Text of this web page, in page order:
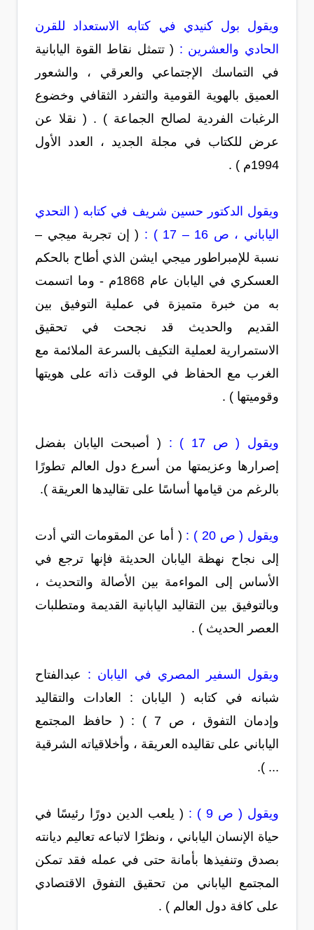
ويقول بول كنيدي في كتابه الاستعداد للقرن
الحادي والعشرين : ( تتمثل نقاط القوة اليابانية
في التماسك الإجتماعي والعرقي ، والشعور
العميق بالهوية القومية والتفرد الثقافي وخضوع
الرغبات الفردية لصالح الجماعة ) . ( نقلا عن
عرض للكتاب في مجلة الجديد ، العدد الأول
1994م ) .
ويقول الدكتور حسين شريف في كتابه ( التحدي
الياباني ، ص 16 – 17 ) :
( إن تجربة ميجي –
نسبة للإمبراطور ميجي ايشن الذي أطاح بالحكم
العسكري في اليابان عام 1868م - وما اتسمت
به من خبرة متميزة في عملية التوفيق بين
القديم والحديث قد نجحت في تحقيق
الاستمرارية لعملية التكيف بالسرعة الملائمة مع
الغرب مع الحفاظ في الوقت ذاته على هويتها
وقوميتها ) .
ويقول ( ص 17 ) :
( أصبحت اليابان بفضل
إصرارها وعزيمتها من أسرع دول العالم تطورًا
بالرغم من قيامها أساسًا على تقاليدها العريقة ).
ويقول ( ص 20 ) :
( أما عن المقومات التي أدت
إلى نجاح نهظة اليابان الحديثة فإنها ترجع في
الأساس إلى المواءمة بين الأصالة والتحديث ،
وبالتوفيق بين التقاليد اليابانية القديمة ومتطلبات
العصر الحديث ) .
ويقول السفير المصري في اليابان : عبدالفتاح
شبانه في كتابه ( اليابان : العادات والتقاليد
وإدمان التفوق ، ص 7 ) : ( حافظ المجتمع
الياباني على تقاليده العريقة ، وأخلاقياته الشرقية
... ).
ويقول ( ص 9 ) :
( يلعب الدين دورًا رئيسًا في
حياة الإنسان الياباني ، ونظرًا لاتباعه تعاليم ديانته
بصدق وتنفيذها بأمانة حتى في عمله فقد تمكن
المجتمع الياباني من تحقيق التفوق الاقتصادي
على كافة دول العالم ) .